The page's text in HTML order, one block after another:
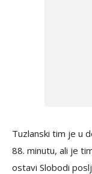
Tuzlanski tim je u
88. minutu, ali je
ostavi Slobodi